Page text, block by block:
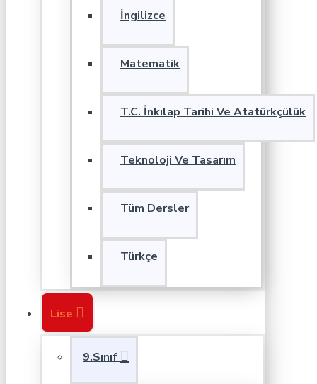
İngilizce
Matematik
T.C. İnkılap Tarihi Ve Atatürkçülük
Teknoloji Ve Tasarım
Tüm Dersler
Türkçe
Lise
9.Sınıf